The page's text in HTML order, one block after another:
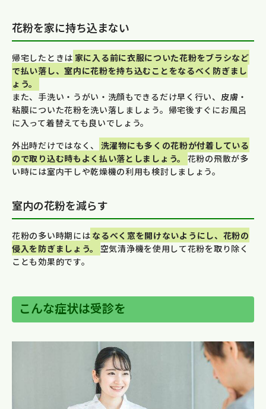
花粉を家に持ち込まない
帰宅したときは 家に入る前に衣服についた花粉をブラシなど
で払い落し、室内に花粉を持ち込むことをなるべく防ぎまし
ょう。
また、手洗い・うがい・洗顔もできるだけ早く行い、皮膚・
粘膜についた花粉を洗い落しましょう。帰宅後すぐにお風呂
に入って着替えても良いでしょう。
外出時だけではなく、
洗濯物にも多くの花粉が付着している
ので取り込む時もよく払い落としましょう。
花粉の飛散が多
い時には室内干しや乾燥機の利用も検討しましょう。
室内の花粉を減らす
花粉の多い時期には なるべく窓を開けないようにし、花粉の
侵入を防ぎましょう。
空気清浄機を使用して花粉を取り除く
ことも効果的です。
こんな症状は受診を